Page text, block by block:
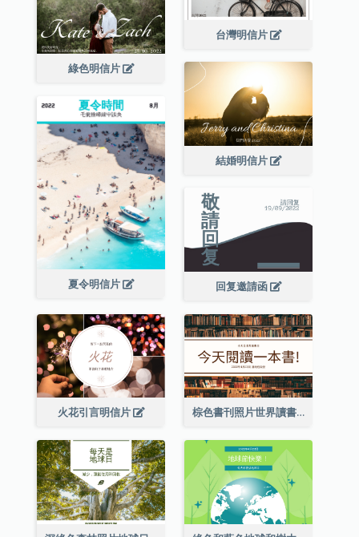
台灣明信片
綠色明信片
結婚明信片
夏令明信片 回复邀請函
火花引言明信片 棕色書刊照片世界讀書日明信片